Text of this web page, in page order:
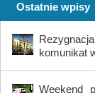
Ostatnie wpisy
komunikat
Weekend